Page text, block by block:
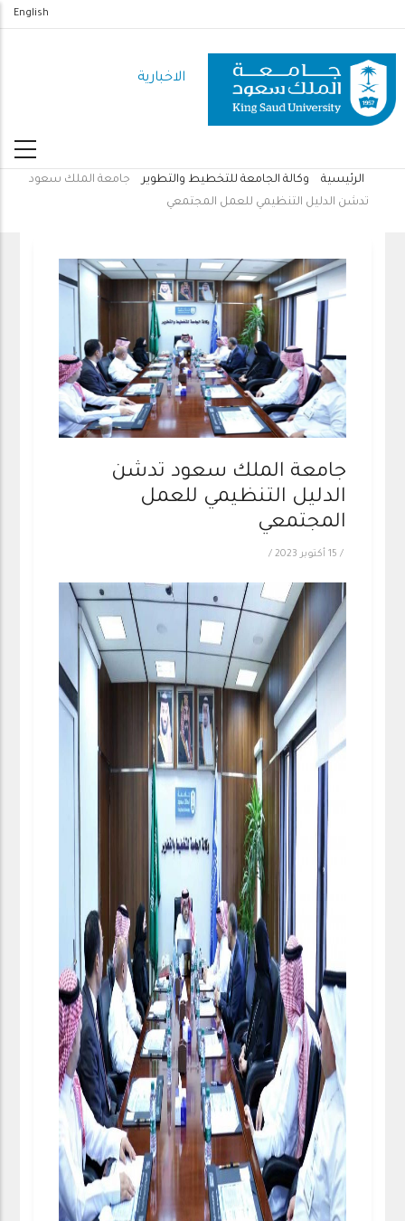
المحتوى
الرئيسي
English
الاخبارية
مسار
الرئيسية وكالة الجامعة للتخطيط والتطوير
جامعة الملك سعود
تدشن الدليل التنظيمي للعمل المجتمعي
جامعة الملك سعود تدشن
الدليل التنظيمي للعمل
المجتمعي
/ 15 أكتوبر 2023 /